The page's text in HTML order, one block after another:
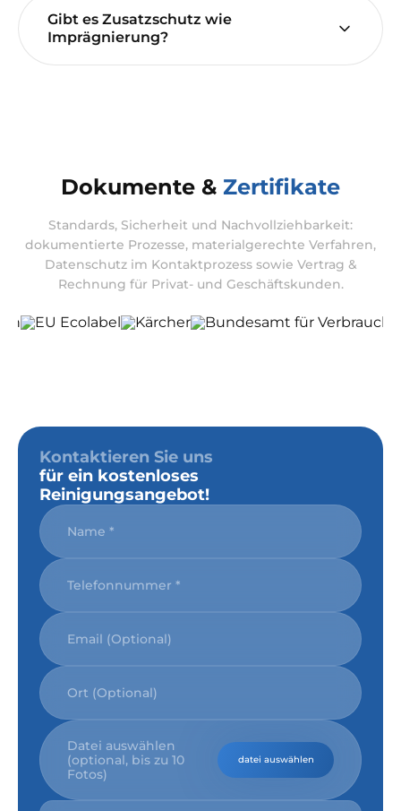
Gibt es Zusatzschutz wie
Imprägnierung?
Dokumente & Zertifikate
Standards, Sicherheit und Nachvollziehbarkeit:
dokumentierte Prozesse, materialgerechte Verfahren,
Datenschutz im Kontaktprozess sowie Vertrag &
Rechnung für Privat- und Geschäftskunden.
Kontaktieren Sie uns
für ein kostenloses
Reinigungsangebot!
Datei auswählen
(optional, bis zu 10
Fotos)
datei auswählen